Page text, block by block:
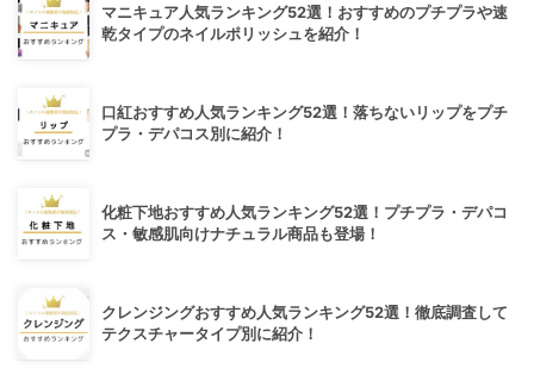
マニキュア人気ランキング52選！おすすめのプチプラや速
乾タイプのネイルポリッシュを紹介！
口紅おすすめ人気ランキング52選！落ちないリップをプチ
プラ・デパコス別に紹介！
化粧下地おすすめ人気ランキング52選！プチプラ・デパコ
ス・敏感肌向けナチュラル商品も登場！
クレンジングおすすめ人気ランキング52選！徹底調査して
テクスチャータイプ別に紹介！